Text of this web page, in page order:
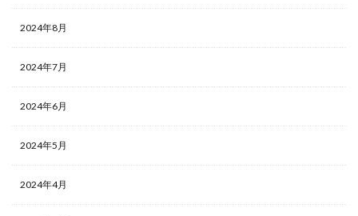
2024年8月
2024年7月
2024年6月
2024年5月
2024年4月